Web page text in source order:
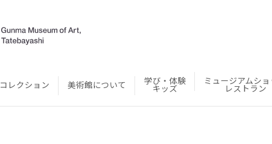
コレクション 美術館について 学び・体験
キッズ
ミュージアムシ
レストラン